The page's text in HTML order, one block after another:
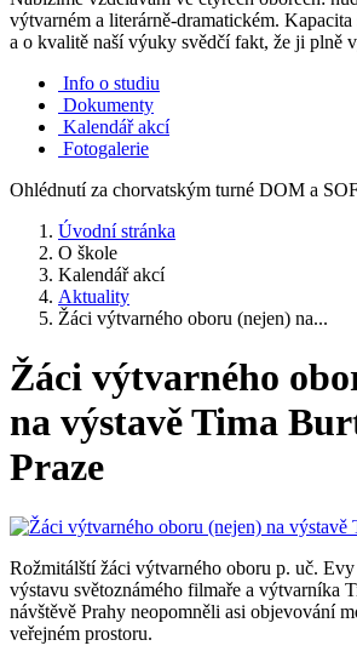
výtvarném a literárně-dramatickém.
a o kvalitě naší výuky svědčí fakt, že ji plně
Info o studiu
Dokumenty
Kalendář akcí
Fotogalerie
Ohlédnutí za chorvatským turné DOM a
Úvodní stránka
O škole
Kalendář akcí
Aktuality
Žáci výtvarného oboru (nejen) na...
Žáci výtvarného
na výstavě Tima
Praze
Rožmitálští žáci výtvarného oboru p. uč. Evy
výstavu světoznámého filmaře a výtvarníka
návštěvě Prahy neopomněli asi objevování
veřejném prostoru.